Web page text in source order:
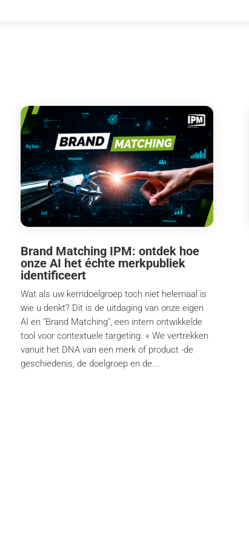
Brand Matching IPM: ontdek hoe
onze AI het échte merkpubliek
identificeert
Wat als uw kerndoelgroep toch niet helemaal is
wie u denkt? Dit is de uitdaging van onze eigen
AI en "Brand Matching", een intern ontwikkelde
tool voor contextuele targeting. « We vertrekken
vanuit het DNA van een merk of product -de
geschiedenis, de doelgroep en de...